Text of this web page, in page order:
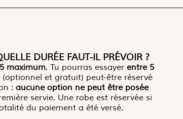
DURÉE FAUT-IL PRÉVOIR ?
maximum. Tu pourras essayer entre 5
(optionnel et gratuit) peut-être réservé
: aucune option ne peut être posée
servie. Une robe est réservée si
du paiement a été versé.